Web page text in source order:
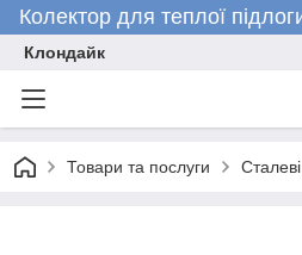
Колектор для теплої
Клондайк
Товари та послуги